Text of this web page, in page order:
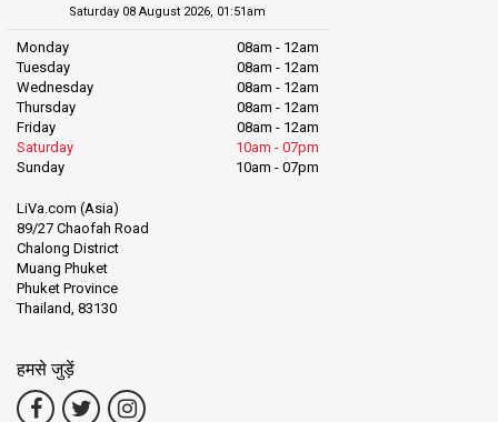
Saturday 08 August 2026, 01:51am
Monday
08am - 12am
Tuesday
08am - 12am
Wednesday
08am - 12am
Thursday
08am - 12am
Friday
08am - 12am
Saturday
10am - 07pm
Sunday
10am - 07pm
LiVa.com (Asia)
89/27 Chaofah Road
Chalong District
Muang Phuket
Phuket Province
Thailand, 83130
हमसे जुड़ें